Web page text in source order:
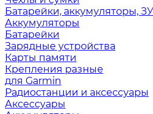
Батарейки, аккумуляторы, ЗУ
Аккумуляторы
Батарейки
Зарядные устройства
Карты памяти
Крепления разные
для Garmin
Радиостанции и аксессуары
Аксессуары